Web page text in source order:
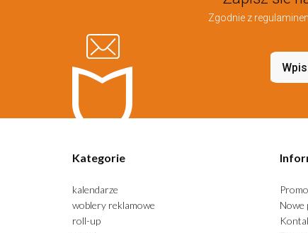
Zgodnie z
Kategorie
kalendarze
woblery reklamowe
roll-up
Nowe